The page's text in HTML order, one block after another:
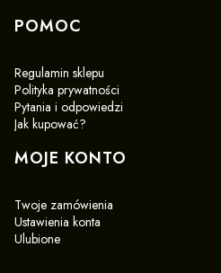
POMOC
Regulamin sklepu
Polityka prywatności
Pytania i odpowiedzi
Jak kupować?
MOJE KONTO
Twoje zamówienia
Ustawienia konta
Ulubione